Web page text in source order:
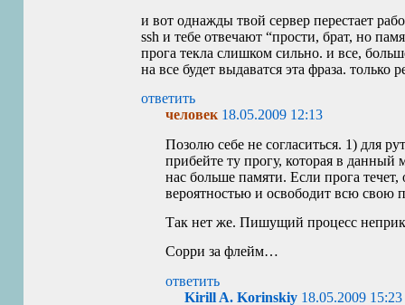
и вот однажды твой сервер перестает
ssh и тебе отвечают “прости, брат, но
прога текла слишком сильно. и все,
на все будет выдаватся эта фраза. только
ответить
человек 18.05.2009 12:13
Позолю себе не согласиться. 1) для
прибейте ту прогу, которая в данный
нас больше памяти. Если прога
вероятностью и освободит всю свою
Так нет же. Пишущий процесс
Сорри за флейм…
ответить
Kirill A. Korinskiy 18.05.2009 15:23